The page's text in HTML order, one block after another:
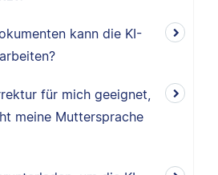
kann die KI-
für mich geeignet,
meine Muttersprache